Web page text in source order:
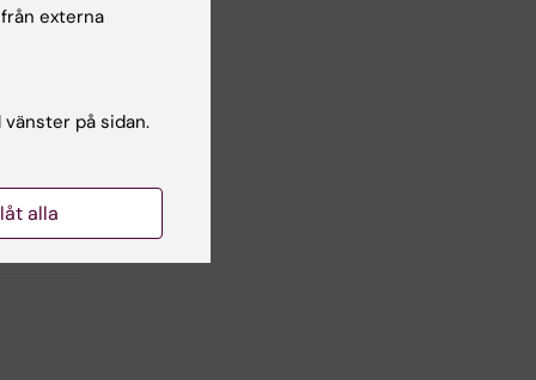
externa
på sidan.
alla